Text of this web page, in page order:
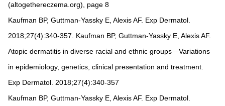
(altogethereczema.org), page 8
Kaufman BP, Guttman-Yassky E, Alexis AF. Exp Dermatol.
2018;27(4):340-357. Kaufman BP, Guttman-Yassky E, Alexis AF.
Atopic dermatitis in diverse racial and ethnic groups—Variations
in epidemiology, genetics, clinical presentation and treatment.
Exp Dermatol. 2018;27(4):340-357
Kaufman BP, Guttman-Yassky E, Alexis AF. Exp Dermatol.